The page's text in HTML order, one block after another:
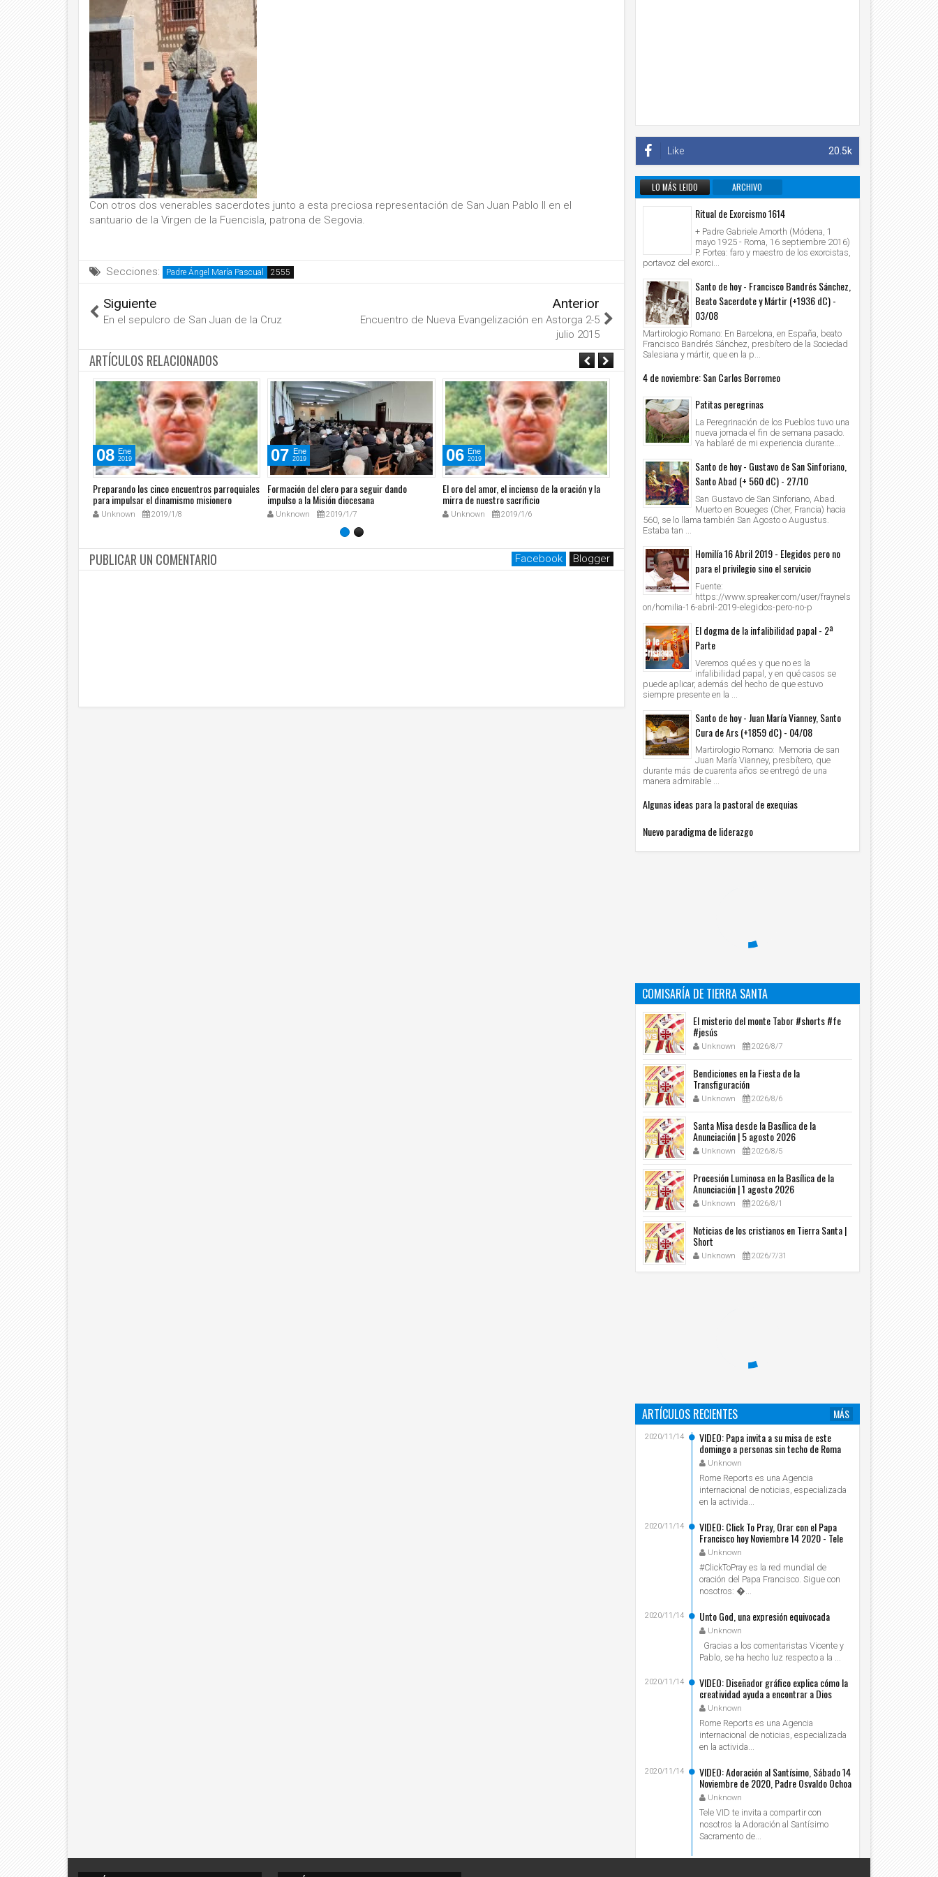
Con otros dos venerables sacerdotes junto a esta preciosa representación de San Juan Pablo II en el
santuario de la Virgen de la Fuencisla, patrona de Segovia.
Secciones: Padre Ángel María Pascual
Siguiente
En el sepulcro de San Juan de la Cruz
Anterior
Encuentro de Nueva Evangelización en Astorga 2-5
julio 2015
ARTÍCULOS RELACIONADOS
08 Ene
2019
Preparando los cinco encuentros parroquiales
para impulsar el dinamismo misionero
Unknown 2019/1/8
07 Ene
2019
Formación del clero para seguir dando
impulso a la Misión diocesana
Unknown 2019/1/7
06 Ene
2019
El oro del amor, el incienso de la oración y la
mirra de nuestro sacrificio
Unknown 2019/1/6
2019
Ya llegaron los Reyes Magos
Unknown 2019/1/5
"La Reina sin reino", un libro para
Navidad
Unknown
PUBLICAR UN COMENTARIO Facebook Blogger
20.5k
Like
LO MÁS LEIDO
ARCHIVO
INFORMATIVO
Ritual de Exorcismo 1614
+ Padre Gabriele Amorth (Módena, 1
mayo 1925 - Roma, 16 septiembre 2016)
P. Fortea: faro y maestro de los exorcistas,
portavoz del exorci...
Santo de hoy - Francisco Bandrés Sánchez,
Beato Sacerdote y Mártir (+1936 dC) -
03/08
Martirologio Romano: En Barcelona, en España, beato
Francisco Bandrés Sánchez, presbítero de la Sociedad
Salesiana y mártir, que en la p...
4 de noviembre: San Carlos Borromeo
Patitas peregrinas
La Peregrinación de los Pueblos tuvo una
nueva jornada el fin de semana pasado.
Ya hablaré de mi experiencia durante...
Santo de hoy - Gustavo de San Sinforiano,
Santo Abad (+ 560 dC) - 27/10
San Gustavo de San Sinforiano, Abad.
Muerto en Boueges (Cher, Francia) hacia
560, se lo llama también San Agosto o Augustus.
Estaba tan ...
Homilía 16 Abril 2019 - Elegidos pero no
para el privilegio sino el servicio
Fuente:
https://www.spreaker.com/user/fraynels
on/homilia-16-abril-2019-elegidos-pero-no-p
El dogma de la infalibilidad papal - 2ª
Parte
Veremos qué es y que no es la
infalibilidad papal, y en qué casos se
puede aplicar, además del hecho de que estuvo
siempre presente en la ...
Santo de hoy - Juan María Vianney, Santo
Cura de Ars (+1859 dC) - 04/08
Martirologio Romano: Memoria de san
Juan María Vianney, presbítero, que
durante más de cuarenta años se entregó de una
manera admirable ...
Algunas ideas para la pastoral de exequias
Nuevo paradigma de liderazgo
COMISARÍA DE TIERRA SANTA
El misterio del monte Tabor #shorts #fe
#jesús
Unknown 2026/8/7
Bendiciones en la Fiesta de la
Transfiguración
Unknown 2026/8/6
Santa Misa desde la Basílica de la
Anunciación | 5 agosto 2026
Unknown 2026/8/5
Procesión Luminosa en la Basílica de la
Anunciación | 1 agosto 2026
Unknown 2026/8/1
Noticias de los cristianos en Tierra Santa |
Short
Unknown 2026/7/31
ARTÍCULOS RECIENTES
MÁS
VIDEO: Papa invita a su misa de este
domingo a personas sin techo de Roma
Unknown
2020/11/14
Rome Reports es una Agencia
internacional de noticias, especializada
en la activida...
VIDEO: Click To Pray, Orar con el Papa
Francisco hoy Noviembre 14 2020 - Tele
VIDUnknown
2020/11/14
#ClickToPray es la red mundial de
oración del Papa Francisco. Sigue con
nosotros: ...
Unto God, una expresión equivocada
Unknown
2020/11/14
Gracias a los comentaristas Vicente y
Pablo, se ha hecho luz respecto a la ...
VIDEO: Diseñador gráfico explica cómo la
creatividad ayuda a encontrar a Dios
Unknown
2020/11/14
Rome Reports es una Agencia
internacional de noticias, especializada
en la activida...
VIDEO: Adoración al Santísimo, Sábado 14
Noviembre de 2020, Padre Osvaldo Ochoa
- Tele VID
Unknown
2020/11/14
Tele VID te invita a compartir con
nosotros la Adoración al Santísimo
Sacramento de...